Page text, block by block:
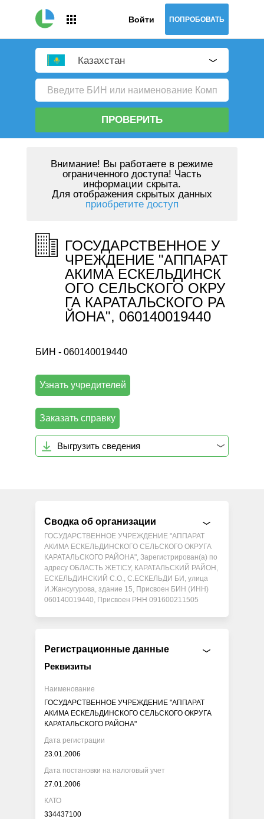
Войти ПОПРОБОВАТЬ
Казахстан
ПРОВЕРИТЬ
Внимание! Вы работаете в режиме
ограниченного доступа! Часть
информации скрыта.
Для отображения скрытых данных
приобретите доступ
ГОСУДАРСТВЕННОЕ У
ЧРЕЖДЕНИЕ "АППАРАТ
АКИМА ЕСКЕЛЬДИНСК
ОГО СЕЛЬСКОГО ОКРУ
ГА КАРАТАЛЬСКОГО РА
ЙОНА", 060140019440
БИН - 060140019440
Узнать учредителей
Заказать справку
Выгрузить сведения
Сводка об организации
ГОСУДАРСТВЕННОЕ УЧРЕЖДЕНИЕ "АППАРАТ
АКИМА ЕСКЕЛЬДИНСКОГО СЕЛЬСКОГО ОКРУГА
КАРАТАЛЬСКОГО РАЙОНА", Зарегистрирован(а) по
адресу ОБЛАСТЬ ЖЕТІСУ, КАРАТАЛЬСКИЙ РАЙОН,
ЕСКЕЛЬДИНСКИЙ С.О., С.ЕСКЕЛЬДИ БИ, улица
И.Жансугурова, здание 15, Присвоен БИН (ИНН)
060140019440, Присвоен РНН 091600211505
Регистрационные данные
Реквизиты
Наименование
ГОСУДАРСТВЕННОЕ УЧРЕЖДЕНИЕ "АППАРАТ
АКИМА ЕСКЕЛЬДИНСКОГО СЕЛЬСКОГО ОКРУГА
КАРАТАЛЬСКОГО РАЙОНА"
Дата регистрации
23.01.2006
Дата постановки на налоговый учет
27.01.2006
КАТО
334437100